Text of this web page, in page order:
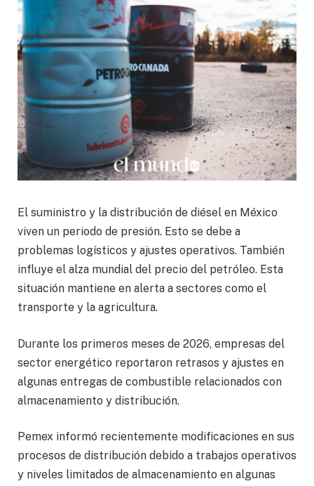
El suministro y la distribución de diésel en México
viven un periodo de presión. Esto se debe a
problemas logísticos y ajustes operativos. También
influye el alza mundial del precio del petróleo. Esta
situación mantiene en alerta a sectores como el
transporte y la agricultura.
Durante los primeros meses de 2026, empresas del
sector energético reportaron retrasos y ajustes en
algunas entregas de combustible relacionados con
almacenamiento y distribución.
Pemex informó recientemente modificaciones en sus
procesos de distribución debido a trabajos operativos
y niveles limitados de almacenamiento en algunas